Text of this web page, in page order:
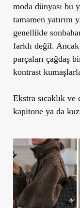
moda dünyası bu
tamamen yatırım
genellikle
farklı değil.
parçaları çağdaş
kontrast
Ekstra sıcaklık
kapitone ya da